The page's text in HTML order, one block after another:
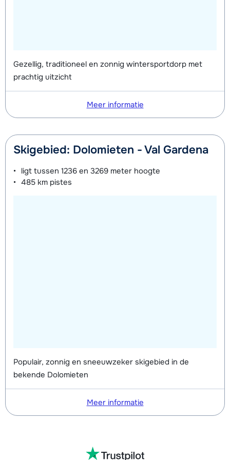
Gezellig, traditioneel en zonnig wintersportdorp met
prachtig uitzicht
Meer informatie
Skigebied: Dolomieten - Val Gardena
ligt tussen 1236 en 3269 meter hoogte
485 km pistes
Populair, zonnig en sneeuwzeker skigebied in de
bekende Dolomieten
Meer informatie